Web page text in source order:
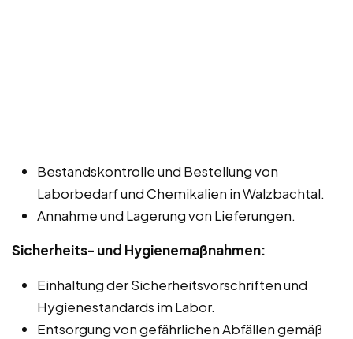
Bestandskontrolle und Bestellung von
Laborbedarf und Chemikalien in Walzbachtal.
Annahme und Lagerung von Lieferungen.
Sicherheits- und Hygienemaßnahmen:
Einhaltung der Sicherheitsvorschriften und
Hygienestandards im Labor.
Entsorgung von gefährlichen Abfällen gemäß